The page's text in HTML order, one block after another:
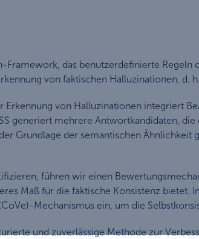
Framework, das benutzerdefinierte
von faktischen Halluzinationen, d.
von Halluzinationen integriert
generiert mehrere Antwortkandidaten,
Grundlage der semantischen
führen wir einen
Maß für die faktische Konsistenz bietet.
Mechanismus ein, um die
und zuverlässige Methode zur